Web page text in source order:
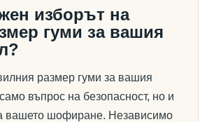
изборът на
гуми за вашия
размер гуми за вашия
въпрос на безопасност, но и
вашето шофиране. Независимо